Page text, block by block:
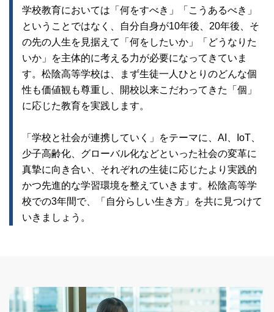
学校教育においては「何をすべき」「こうあるべき」
ということではなく、自分自身が10年後、20年後、そ
の先の人生を見据えて「何をしたいか」「どうなりた
いか」を主体的に考える力が必要になってきていま
す。松陰高等学校は、まず生徒一人ひとりのどんな個
性も価値観も尊重し、開校以来こだわってきた「個」
に応じた教育を実践します。
「学校と社会が連携していく」をテーマに、AI、IoT、
少子高齢化、グローバル化などといった社会の変革に
真摯に向き合い、それぞれの生徒に応じたより実践的
かつ先進的な学習環境を整えていきます。松陰高等学
校での3年間で、「自分らしい生き方」を共に見つけて
いきましょう。